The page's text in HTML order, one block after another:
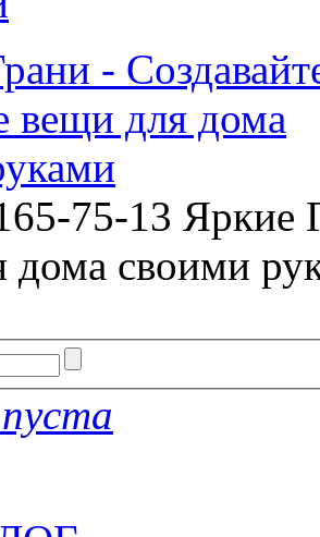
75-13 Яркие
дома своими